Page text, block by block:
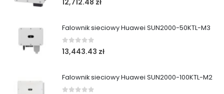
12,712.48 zł
Falownik sieciowy Huawei SUN2000-50KTL-M3
0out of 5
13,443.43 zł
Falownik sieciowy Huawei SUN2000-100KTL-M2